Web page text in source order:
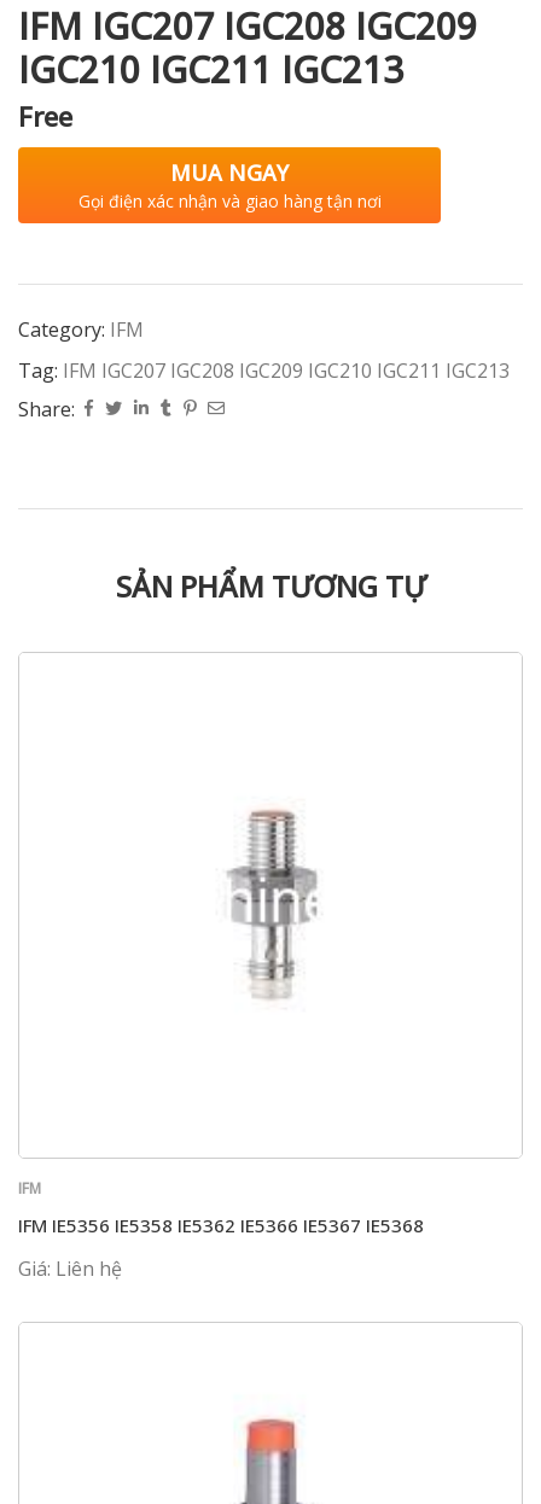
IFM IGC207 IGC208 IGC209
IGC210 IGC211 IGC213
Free
MUA NGAY
Gọi điện xác nhận và giao hàng tận nơi
Category: IFM
Tag: IFM IGC207 IGC208 IGC209 IGC210 IGC211 IGC213
Share:
SẢN PHẨM TƯƠNG TỰ
IFM
IFM IE5356 IE5358 IE5362 IE5366 IE5367 IE5368
Giá: Liên hệ